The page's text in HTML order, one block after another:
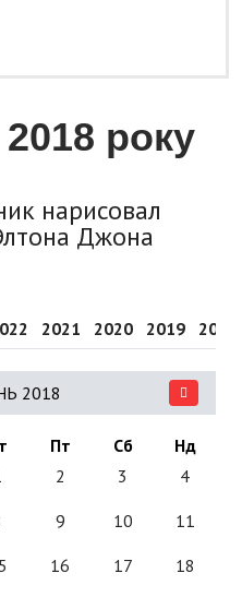
року
нарисовал
Джона
2021 2020 2019 2018
2018
Пт Сб
Нд
2 3 4
9 10 11
16 17 18